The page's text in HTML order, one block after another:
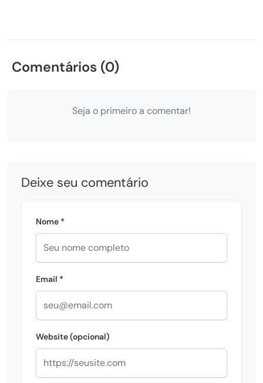
Comentários (0)
Seja o primeiro a comentar!
Deixe seu comentário
Nome *
Email *
Website (opcional)